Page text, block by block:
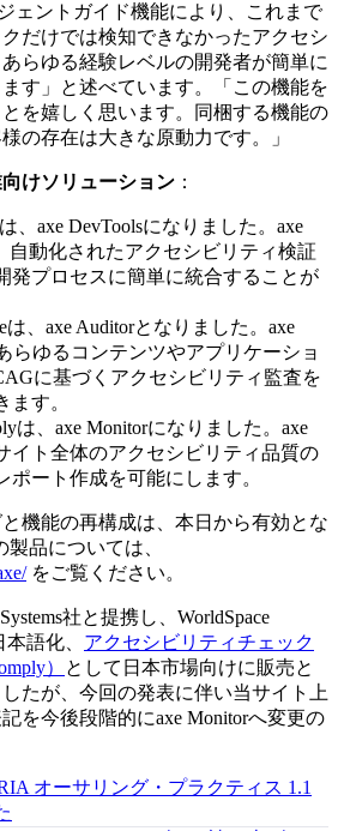
ェントガイド機能により、これまで
だけでは検知できなかったアクセシ
らゆる経験レベルの開発者が簡単に
す」と述べています。「この機能を
を嬉しく思います。同梱する機能の
の存在は大きな原動力です。」
けソリューション ：
、axe DevToolsになりました。axe
自動化されたアクセシビリティ検証
発プロセスに簡単に統合することが
は、axe Auditorとなりました。axe
らゆるコンテンツやアプリケーショ
に基づくアクセシビリティ監査を
ます。
は、axe Monitorになりました。axe
イト全体のアクセシビリティ品質の
ポート作成を可能にします。
機能の再構成は、本日から有効とな
製品については、
をご覧ください。
社と提携し、WorldSpace
語化、 アクセシビリティチェック
）
として日本市場向けに販売と
たが、今回の発表に伴い当サイト上
を今後段階的にaxe Monitorへ変更の
オーサリング・プラクティス 1.1